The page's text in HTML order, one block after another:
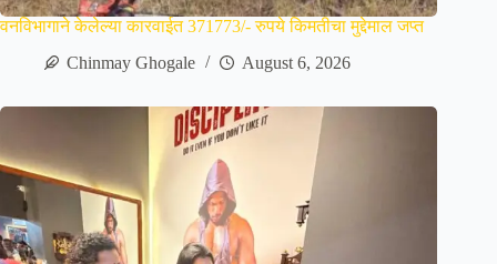
वनविभागाने केलेल्या कारवाईत 371773/- रुपये किमतीचा मुद्देमाल जप्त
Chinmay Ghogale
August 6, 2026